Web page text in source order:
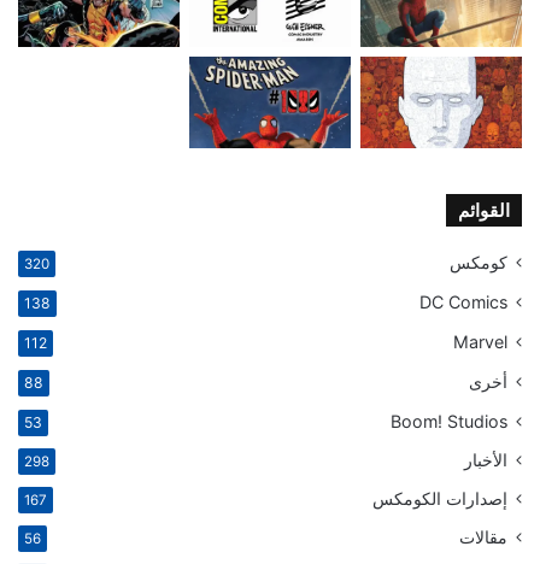
القوائم
كومكس 320
DC Comics
138
Marvel
112
أخرى 88
Boom! Studios
53
الأخبار 298
إصدارات الكومكس 167
مقالات 56